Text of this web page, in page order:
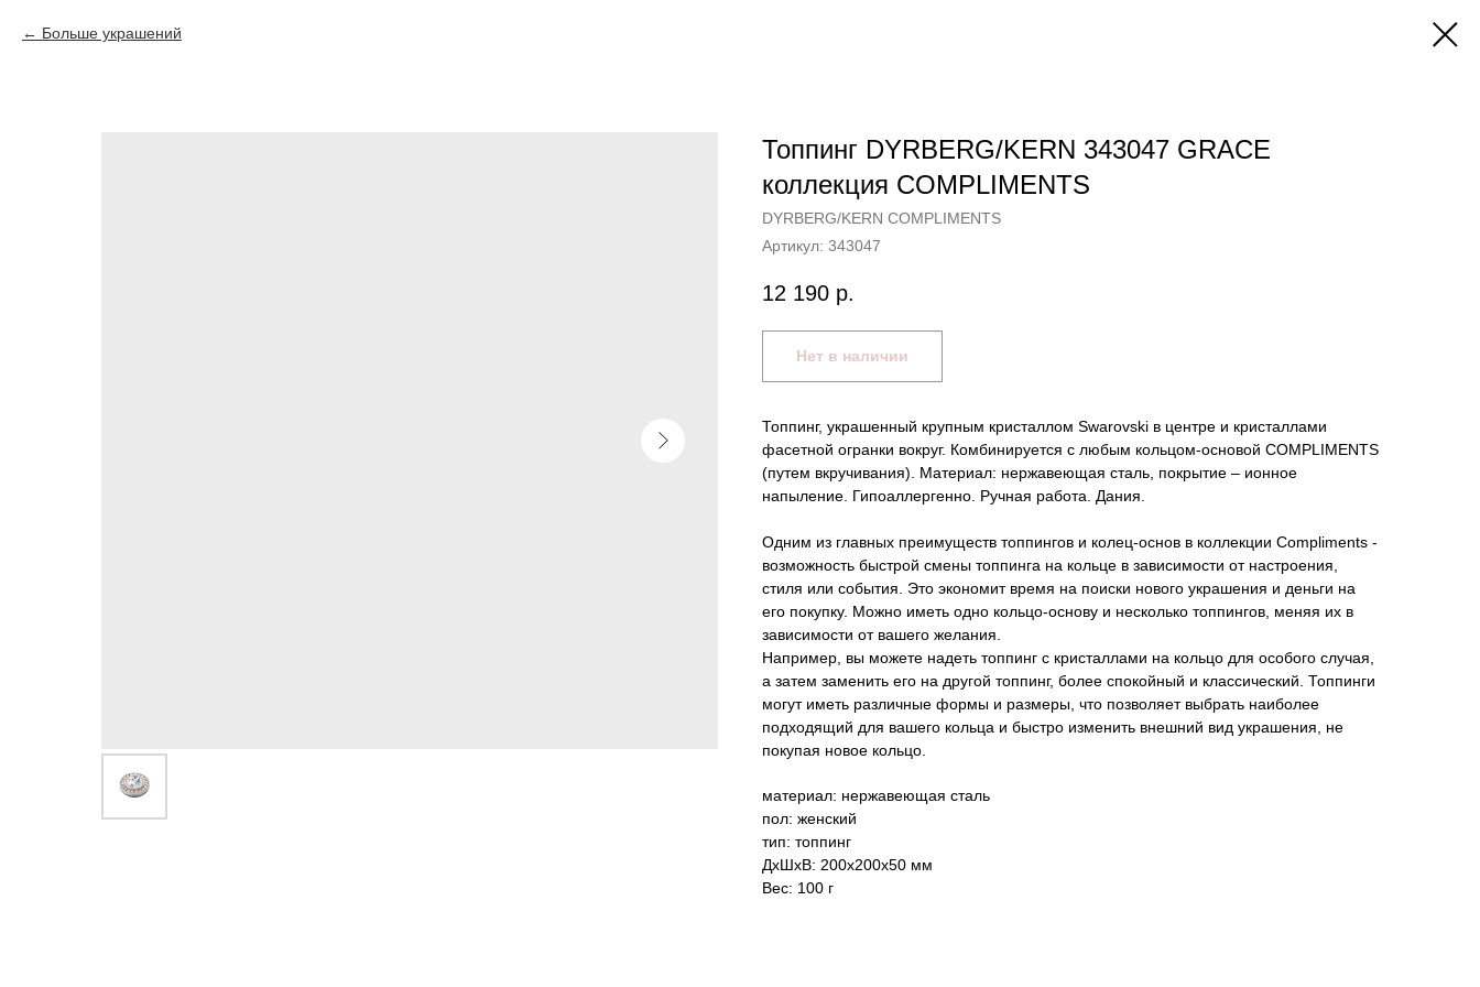
Больше украшений
Топпинг DYRBERG/KERN 343047 GRACE
коллекция COMPLIMENTS
DYRBERG/KERN COMPLIMENTS
Артикул: 343047
12 190 р.
Нет в наличии
Топпинг, украшенный крупным кристаллом Swarovski в центре и кристаллами
фасетной огранки вокруг. Комбинируется с любым кольцом-основой COMPLIMENTS
(путем вкручивания). Материал: нержавеющая сталь, покрытие – ионное
напыление. Гипоаллергенно. Ручная работа. Дания.
Одним из главных преимуществ топпингов и колец-основ в коллекции Compliments -
возможность быстрой смены топпинга на кольце в зависимости от настроения,
стиля или события. Это экономит время на поиски нового украшения и деньги на
его покупку. Можно иметь одно кольцо-основу и несколько топпингов, меняя их в
зависимости от вашего желания.
Например, вы можете надеть топпинг с кристаллами на кольцо для особого случая,
а затем заменить его на другой топпинг, более спокойный и классический. Топпинги
могут иметь различные формы и размеры, что позволяет выбрать наиболее
подходящий для вашего кольца и быстро изменить внешний вид украшения, не
покупая новое кольцо.
материал: нержавеющая сталь
пол: женский
тип: топпинг
ДxШxВ: 200x200x50 мм
Вес: 100 г